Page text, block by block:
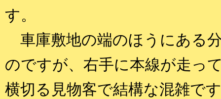
す。
車庫敷地の端のほうにある
のですが、右手に本線が走っ
横切る見物客で結構な混雑で